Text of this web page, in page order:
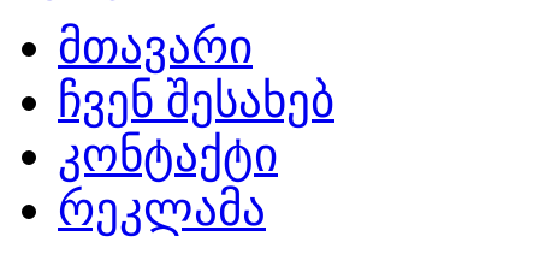
მთავარი
ჩვენ შესახებ
კონტაქტი
რეკლამა